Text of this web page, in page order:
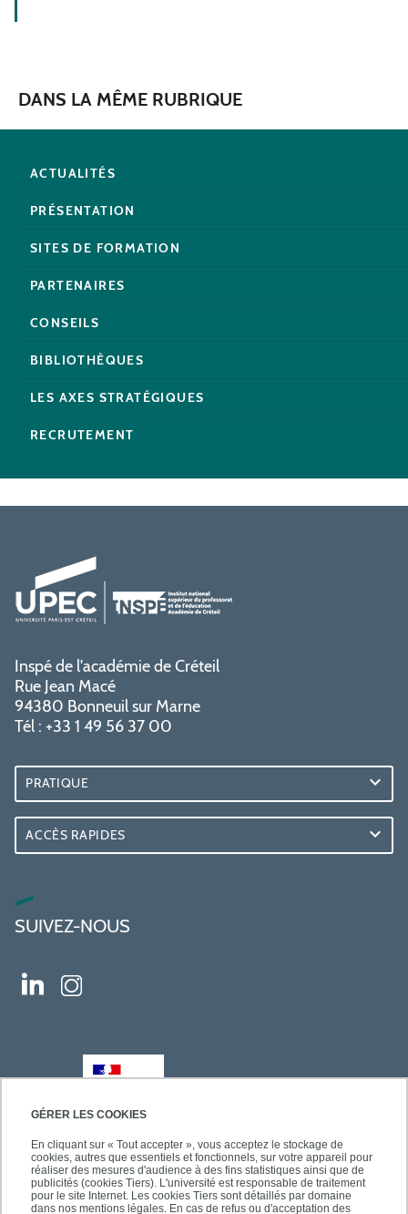
GÉRER LES COOKIES
En cliquant sur « Tout accepter », vous acceptez le stockage de
cookies, autres que essentiels et fonctionnels, sur votre appareil pour
réaliser des mesures d'audience à des fins statistiques ainsi que de
publicités (cookies Tiers). L'université est responsable de traitement
pour le site Internet. Les cookies Tiers sont détaillés par domaine
dans nos mentions légales. En cas de refus ou d'acceptation des
DANS LA MÊME RUBRIQUE
ACTUALITÉS
PRÉSENTATION
SITES DE FORMATION
PARTENAIRES
CONSEILS
BIBLIOTHÈQUES
LES AXES STRATÉGIQUES
RECRUTEMENT
Inspé de l'académie de Créteil
Rue Jean Macé
94380 Bonneuil sur Marne
Tél : +33 1 49 56 37 00
PRATIQUE
ACCÈS RAPIDES
SUIVEZ-NOUS